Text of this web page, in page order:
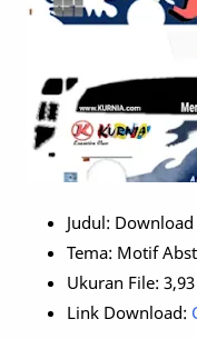
Judul:
Tema: Motif
Ukuran File:
Link Download: